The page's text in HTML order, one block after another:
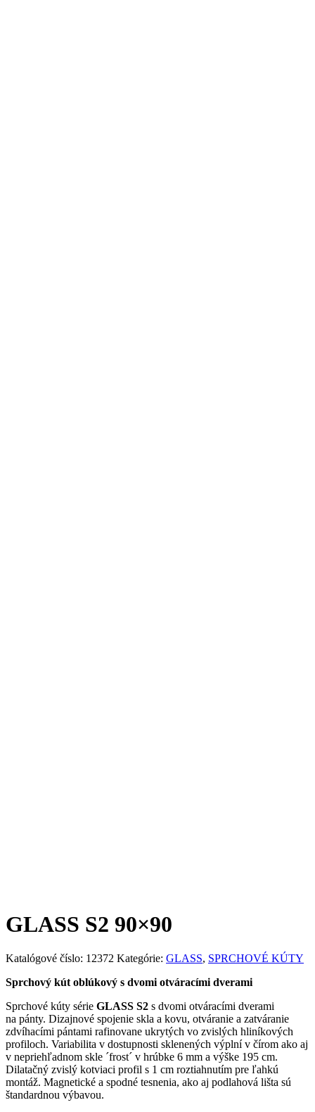
GLASS S2 90×90
Katalógové číslo: 12372 Kategórie: GLASS, SPRCHOVÉ KÚTY
Sprchový kút oblúkový s dvomi otváracími dverami
Sprchové kúty série GLASS S2 s dvomi otváracími dverami
na pánty. Dizajnové spojenie skla a kovu, otváranie a zatváranie
zdvíhacími pántami rafinovane ukrytých vo zvislých hliníkových
profiloch. Variabilita v dostupnosti sklenených výplní v čírom ako aj
v nepriehľadnom skle ´frost´ v hrúbke 6 mm a výške 195 cm.
Dilatačný zvislý kotviaci profil s 1 cm roztiahnutím pre ľahkú
montáž. Magnetické a spodné tesnenia, ako aj podlahová lišta sú
štandardnou výbavou.